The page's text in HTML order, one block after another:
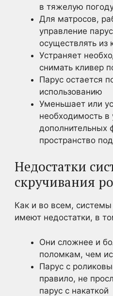
в тяжелую
Для матросов,
управление
осуществлять из
Устраняет
снимать кливер
Парус остается
использованию
Уменьшает или
необходимость в
дополнительных
пространство
Недостатки
скручивания
Как и во всем,
имеют недостатки, в
Они сложнее и
поломкам, чем
Парус с
правило, не
парус с накаткой